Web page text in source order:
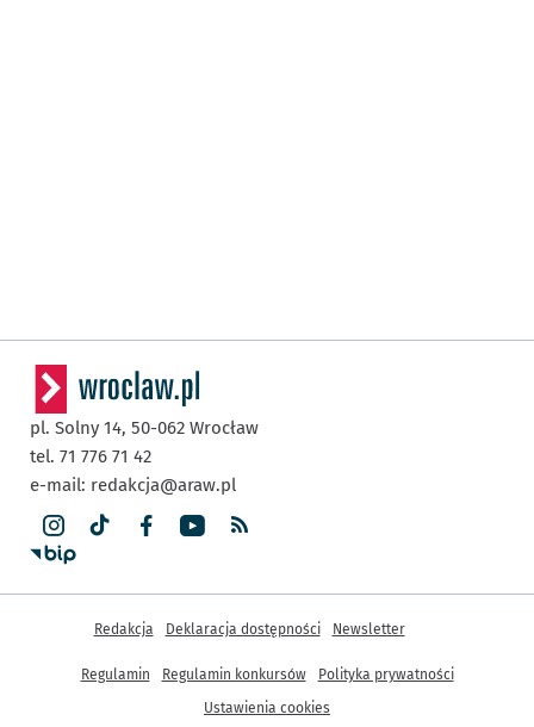
pl. Solny 14, 50-062 Wrocław
tel. 71 776 71 42
e-mail: redakcja@araw.pl
Inne informacje
Redakcja Deklaracja dostępności Newsletter
Regulamin Regulamin konkursów
Polityka prywatności
Ustawienia cookies